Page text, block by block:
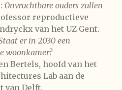
Onvruchtbare ouders zullen
reproductieve
van het UZ Gent.
er in 2030 een
woonkamer?
Bertels, hoofd van het
Lab aan de
van Delft.